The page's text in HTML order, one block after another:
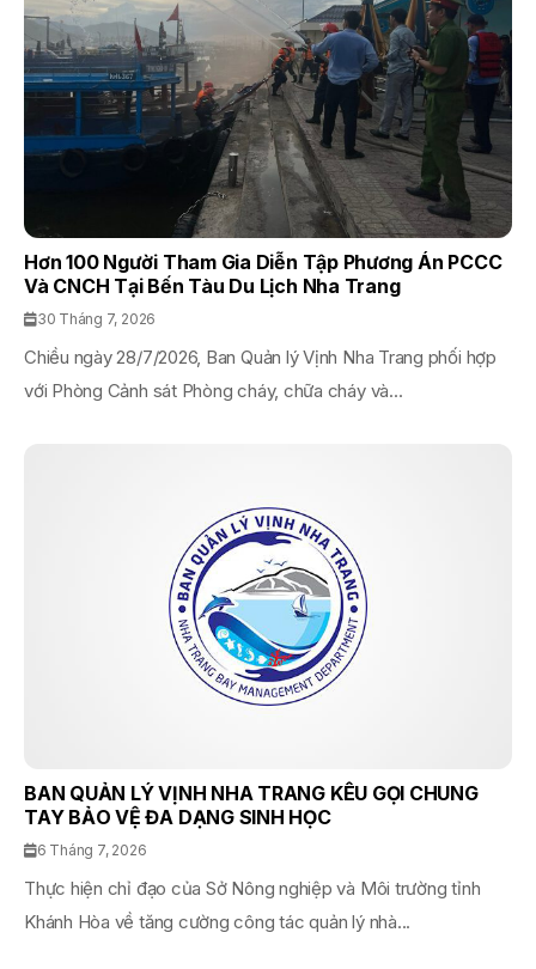
Hơn 100 Người Tham Gia Diễn Tập Phương Án PCCC
Và CNCH Tại Bến Tàu Du Lịch Nha Trang
30 Tháng 7, 2026
Chiều ngày 28/7/2026, Ban Quản lý Vịnh Nha Trang phối hợp
với Phòng Cảnh sát Phòng cháy, chữa cháy và...
BAN QUẢN LÝ VỊNH NHA TRANG KÊU GỌI CHUNG
TAY BẢO VỆ ĐA DẠNG SINH HỌC
6 Tháng 7, 2026
Thực hiện chỉ đạo của Sở Nông nghiệp và Môi trường tỉnh
Khánh Hòa về tăng cường công tác quản lý nhà...